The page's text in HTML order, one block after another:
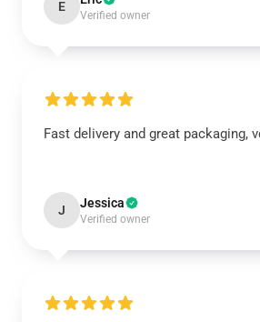
E
Verified owner
Fast delivery and great packaging,
J Jessica
Verified owner